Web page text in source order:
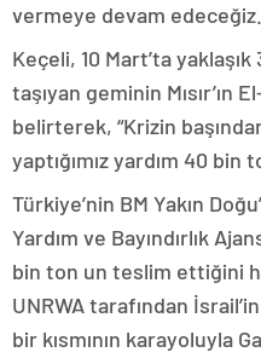
vermeye devam
Keçeli, 10 Mart’ta
taşıyan geminin Mısır’ın
belirterek, “Krizin
yaptığımız yardım 40 bin
Türkiye’nin BM Yakın
Yardım ve Bayındırlık
bin ton un teslim ettiğini
UNRWA tarafından
bir kısmının karayoluyla